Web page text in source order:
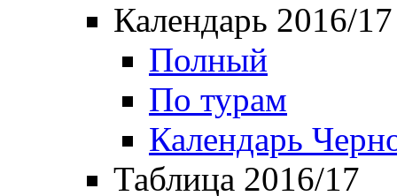
Календарь 2016/17
Полный
По турам
Календарь
Таблица 2016/17